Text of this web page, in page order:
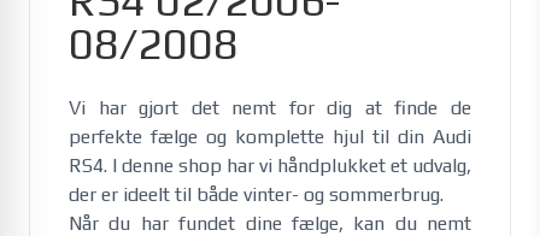
08/2008
Vi har gjort det nemt for dig at finde de
perfekte fælge og komplette hjul til din Audi
RS4. I denne shop har vi håndplukket et udvalg,
der er ideelt til både vinter- og sommerbrug.
Når du har fundet dine fælge, kan du nemt